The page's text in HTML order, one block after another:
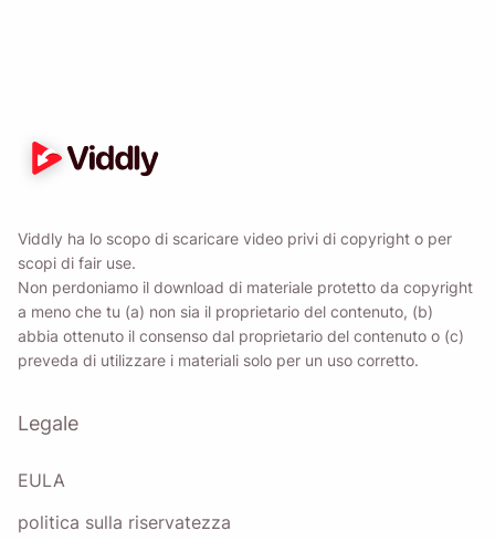
Viddly ha lo scopo di scaricare video privi di copyright o per
scopi di fair use.
Non perdoniamo il download di materiale protetto da copyright
a meno che tu (a) non sia il proprietario del contenuto, (b)
abbia ottenuto il consenso dal proprietario del contenuto o (c)
preveda di utilizzare i materiali solo per un uso corretto.
Legale
EULA
politica sulla riservatezza